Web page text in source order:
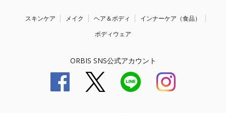
スキンケア メイク ヘア＆ボディ
インナーケア（食品）
ボディウェア
ORBIS SNS公式アカウント